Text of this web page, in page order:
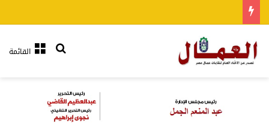
القائمةبحث عن